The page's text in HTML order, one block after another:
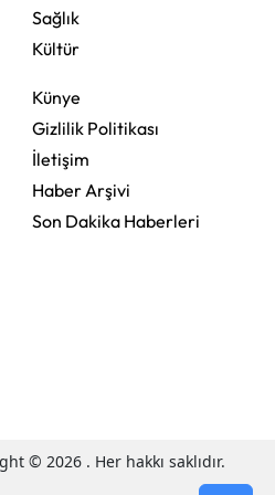
Sağlık
Kültür
Künye
Gizlilik Politikası
İletişim
Haber Arşivi
Son Dakika Haberleri
© 2026 . Her hakkı saklıdır.